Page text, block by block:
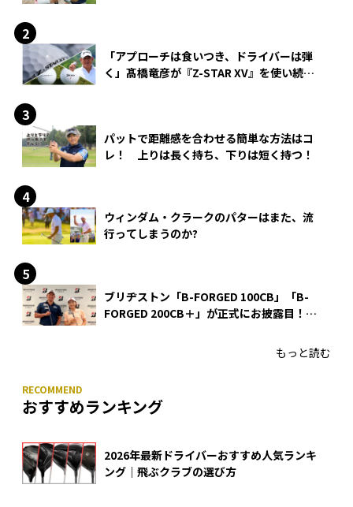
「アプローチは食いつき、ドライバーは弾
く」髙橋竜彦が『Z-STAR XV』を使い続け
パットで距離感を合わせる簡単な方法はコ
レ！ 上りは長く持ち、下りは短く持つ！
ウィンダム・クラークのパターはまた、流
行ってしまうのか?
ブリヂストン「B-FORGED 100CB」「B-
FORGED 200CB＋」が正式にお披露目！
もっと読む
おすすめランキング
2026年最新ドライバーおすすめ人気ランキ
ング｜飛ぶクラブの選び方